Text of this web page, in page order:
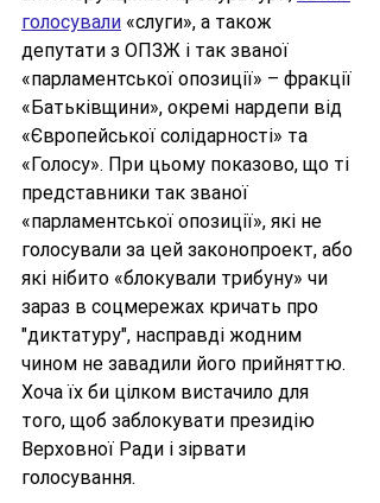
голосували «слуги», а також
депутати з ОПЗЖ і так званої
«парламентської опозиції» – фракції
«Батьківщини», окремі нардепи від
«Європейської солідарності» та
«Голосу». При цьому показово, що ті
представники так званої
«парламентської опозиції», які не
голосували за цей законопроект, або
які нібито «блокували трибуну» чи
зараз в соцмережах кричать про
"диктатуру", насправді жодним
чином не завадили його прийняттю.
Хоча їх би цілком вистачило для
того, щоб заблокувати президію
Верховної Ради і зірвати
голосування.